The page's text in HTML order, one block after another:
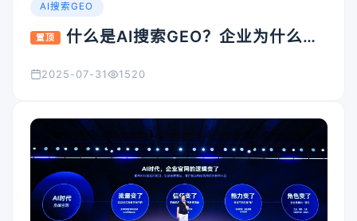
AI搜索GEO
置顶
什么是AI搜索GEO？企业为什么要
2025-07-31 1520